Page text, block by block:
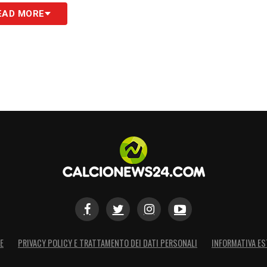
e Luis Henrique, due acquisti giovani e
Entrambi promettono freschezza in
. Cancellare le immagini della sconfitta a
la missione di Chivu.
MORE
PRIVACY POLICY E TRATTAMENTO DEI DATI PERSONALI INFORMATIVA